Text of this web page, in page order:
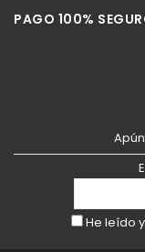
PAGO 100%
He leído